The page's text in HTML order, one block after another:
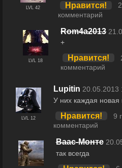
LVL 42 Нравится!
комментарий
LVL 18
Rom4a2013
+
Нравится!
комментарий
LVL 12
Lupitin 20.05.2013
У них каждая новая
Нравится!
9
комментарий
Ваас-Монте
так всегда